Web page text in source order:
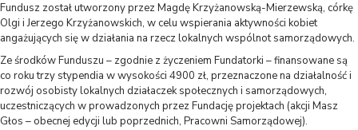
Fundusz został utworzony przez Magdę Krzyżanowską-Mierzewską, córkę
Olgi i Jerzego Krzyżanowskich, w celu wspierania aktywności kobiet
angażujących się w działania na rzecz lokalnych wspólnot samorządowych.
Ze środków Funduszu – zgodnie z życzeniem Fundatorki – finansowane są
co roku trzy stypendia w wysokości 4900 zł, przeznaczone na działalność i
rozwój osobisty lokalnych działaczek społecznych i samorządowych,
uczestniczących w prowadzonych przez Fundację projektach (akcji Masz
Głos – obecnej edycji lub poprzednich, Pracowni Samorządowej).